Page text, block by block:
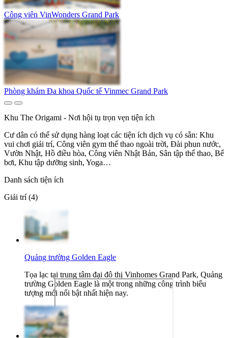
Công viên VinWonders Grand Park
Phòng khám Đa khoa Quốc tế Vinmec Grand Park
Khu The Origami - Nơi hội tụ trọn vẹn tiện ích
Cư dân có thể sử dụng hàng loạt các tiện ích dịch vụ có sẵn: Khu
vui chơi giải trí, Công viên gym thể thao ngoài trời, Đài phun nước,
Vườn Nhật, Hồ điều hòa, Công viên Nhật Bản, Sân tập thể thao, Bể
bơi, Khu tập dưỡng sinh, Yoga…
Danh sách tiện ích
Giải trí (4)
Quảng trường Golden Eagle
Tọa lạc tại trung tâm đại đô thị Vinhomes Grand Park, Quảng
trường Golden Eagle là một trong những công trình biểu
tượng mới nổi bật nhất hiện nay.